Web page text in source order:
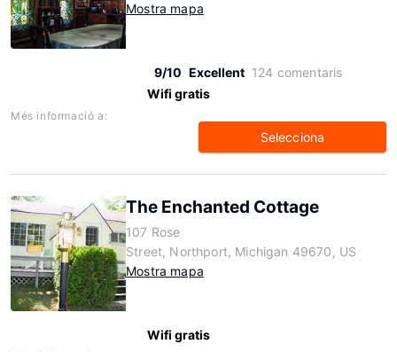
Mostra mapa
9/10 Excellent 124 comentaris
Wifi gratis
Més informació a:
Selecciona
The Enchanted Cottage
107 Rose
Street, Northport, Michigan 49670, US
Mostra mapa
Wifi gratis